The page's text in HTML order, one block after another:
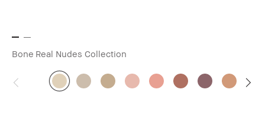
Bone Real Nudes Collection